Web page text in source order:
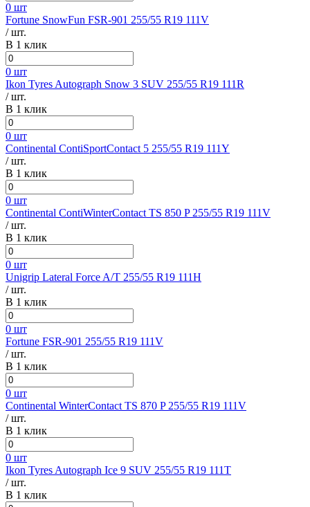
0 шт
Fortune SnowFun FSR-901 255/55 R19 111V
/ шт.
В 1 клик
0 шт
Ikon Tyres Autograph Snow 3 SUV 255/55 R19 111R
/ шт.
В 1 клик
0 шт
Continental ContiSportContact 5 255/55 R19 111Y
/ шт.
В 1 клик
0 шт
Continental ContiWinterContact TS 850 P 255/55 R19 111V
/ шт.
В 1 клик
0 шт
Unigrip Lateral Force A/T 255/55 R19 111H
/ шт.
В 1 клик
0 шт
Fortune FSR-901 255/55 R19 111V
/ шт.
В 1 клик
0 шт
Continental WinterContact TS 870 P 255/55 R19 111V
/ шт.
В 1 клик
0 шт
Ikon Tyres Autograph Ice 9 SUV 255/55 R19 111T
/ шт.
В 1 клик